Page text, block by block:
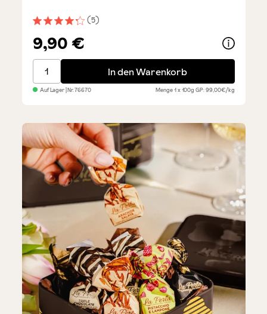
Durchschnittliche Bewertung von 4.2 von 5 Sternen
(5)
9,90 €
Tartufi - Tiramisu In den Warenkorb
Auf Lager| Nr.76670 Menge1 x 100gGP: 99,00€/kg